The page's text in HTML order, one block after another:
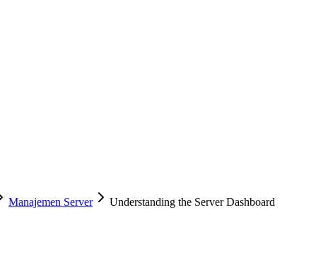
Manajemen Server
Understanding the Server Dashboard